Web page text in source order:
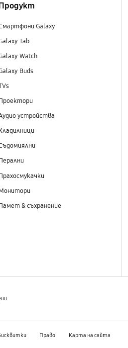
Galaxy
Tab
Watch
Buds
устройства
& съхранение
Право Карта на сайта